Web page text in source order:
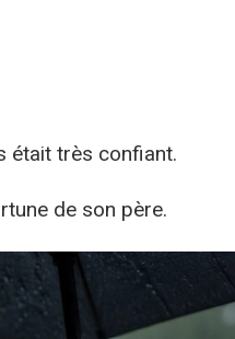
était très confiant.
de son père.